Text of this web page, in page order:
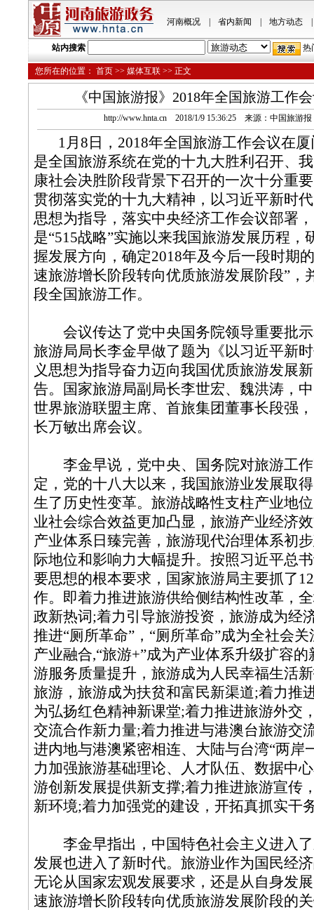
河南概况| 省内新闻 地方动态|
站内搜索 热
您所在的位置： 首页 >> 媒体互联 >> 正文
《中国旅游报》2018年全国旅游工作
http://www.hnta.cn 2018/1/9 15:36:25 来源：中国旅游
1月8日，2018年全国旅游工作会议在厦
是全国旅游系统在党的十九大胜利召开、
康社会决胜阶段背景下召开的一次十分重
贯彻落实党的十九大精神，以习近平新时
思想为指导，落实中央经济工作会议部署
是“515战略”实施以来我国旅游发展历程，
握发展方向，确定2018年及今后一段时期
速旅游增长阶段转向优质旅游发展阶段”，
段全国旅游工作。
会议传达了党中央国务院领导重要批示
旅游局局长李金早做了题为《以习近平新
义思想为指导奋力迈向我国优质旅游发展
告。国家旅游局副局长李世宏、魏洪涛，
世界旅游联盟主席、首旅集团董事长段强
长万敏出席会议。
李金早说，党中央、国务院对旅游工作
定，党的十八大以来，我国旅游业发展取
生了历史性变革。旅游战略性支柱产业地
业社会综合效益更加凸显，旅游产业经济
产业体系日臻完善，旅游现代治理体系初
际地位和影响力大幅提升。按照习近平总
要思想的根本要求，国家旅游局主要抓了
作。即着力推进旅游供给侧结构性改革，
政新热词;着力引导旅游投资，旅游成为经
推进“厕所革命”，“厕所革命”成为全社会
产业融合,“旅游+”成为产业体系升级扩容
游服务质量提升，旅游成为人民幸福生活
旅游，旅游成为扶贫和富民新渠道;着力推
为弘扬红色精神新课堂;着力推进旅游外交
交流合作新力量;着力推进与港澳台旅游交
进内地与港澳紧密相连、大陆与台湾“两岸
力加强旅游基础理论、人才队伍、数据中
游创新发展提供新支撑;着力推进旅游宣传
新环境;着力加强党的建设，开拓真抓实干
李金早指出，中国特色社会主义进入了
发展也进入了新时代。旅游业作为国民经
无论从国家宏观发展要求，还是从自身发
速旅游增长阶段转向优质旅游发展阶段的